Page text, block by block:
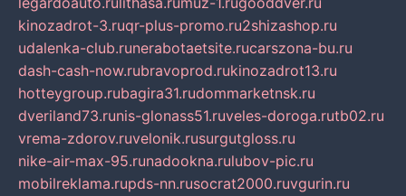
kinozadrot-3.ruqr-plus-promo.ru2shizashop.ru
udalenka-club.runerabotaetsite.rucarszona-bu.ru
dash-cash-now.rubravoprod.rukinozadrot13.ru
hotteygroup.rubagira31.rudommarketnsk.ru
dveriland73.runis-glonass51.ruveles-doroga.rutb02.ru
vrema-zdorov.ruvelonik.rusurgutgloss.ru
nike-air-max-95.runadookna.rulubov-pic.ru
mobilreklama.rupds-nn.rusocrat2000.ruvgurin.ru